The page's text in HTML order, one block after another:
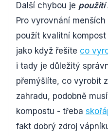
Další chybou je použití
Pro vyrovnání
použít kvalitní
jako když řešíte co
i tady je důležitý
přemýšlíte, co vyrobit
zahradu, podobně
kompostu - třeba
fakt dobrý zdroj